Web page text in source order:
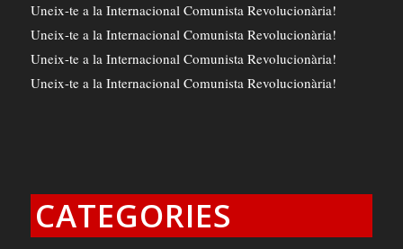
Uneix-te a la Internacional Comunista Revolucionària!
Uneix-te a la Internacional Comunista Revolucionària!
Uneix-te a la Internacional Comunista Revolucionària!
Uneix-te a la Internacional Comunista Revolucionària!
CATEGORIES